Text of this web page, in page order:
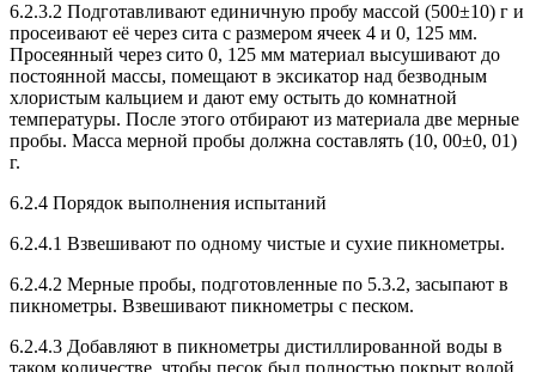
6.2.3.2 Подготавливают единичную пробу массой (500±10) г и
просеивают её через сита с размером ячеек 4 и 0, 125 мм.
Просеянный через сито 0, 125 мм материал высушивают до
постоянной массы, помещают в эксикатор над безводным
хлористым кальцием и дают ему остыть до комнатной
температуры. После этого отбирают из материала две мерные
пробы. Масса мерной пробы должна составлять (10, 00±0, 01)
г.
6.2.4 Порядок выполнения испытаний
6.2.4.1 Взвешивают по одному чистые и сухие пикнометры.
6.2.4.2 Мерные пробы, подготовленные по 5.3.2, засыпают в
пикнометры. Взвешивают пикнометры с песком.
6.2.4.3 Добавляют в пикнометры дистиллированной воды в